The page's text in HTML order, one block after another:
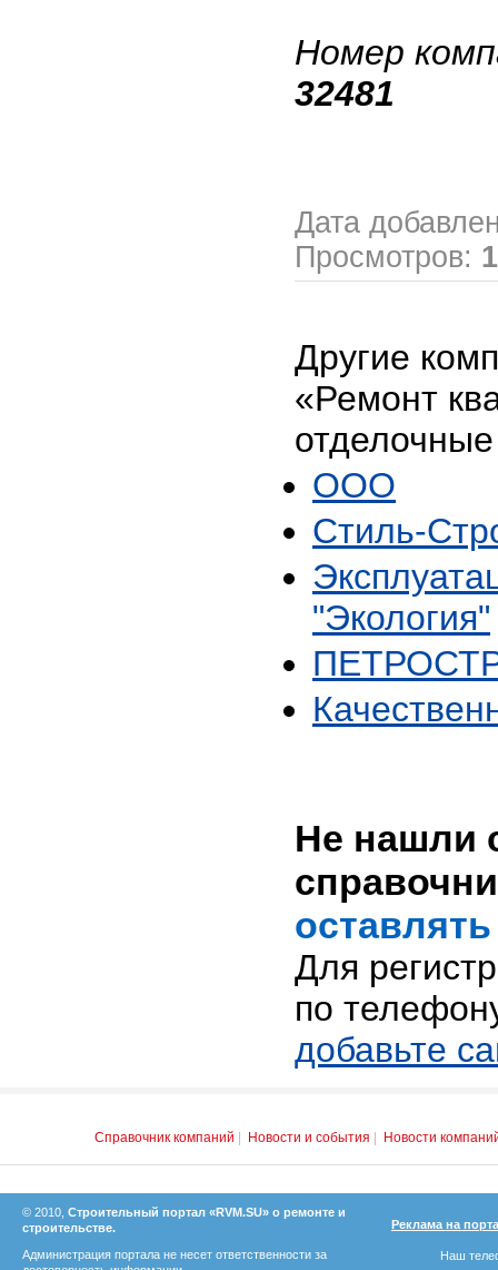
Номер
32481
Дата
Просмотров:
Другие
«Ремонт
ООО
Стиль-
"Экология"
Не нашли
Для
по
добавьте
Справочник компаний Новости и события Новости
© 2010, Строительный портал «RVM.SU» о ремонте и
строительстве.
Администрация портала не несет ответственности за
Реклама на
Наш